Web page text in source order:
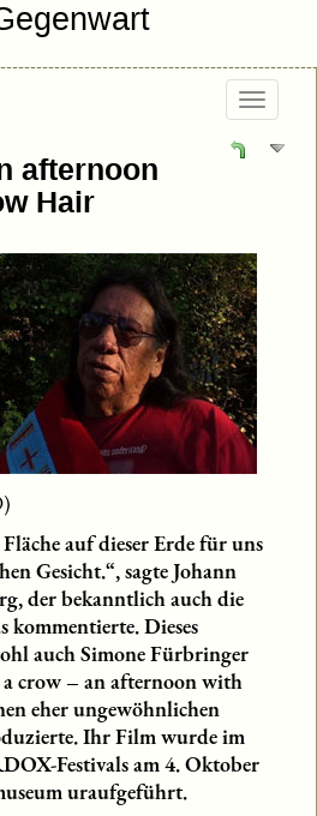
afternoon
Hair
auf dieser Erde für uns
Gesicht.“, sagte Johann
der bekanntlich auch die
kommentierte. Dieses
auch Simone Fürbringer
a crow – an afternoon with
eher ungewöhnlichen
Ihr Film wurde im
Festivals am 4. Oktober
uraufgeführt.